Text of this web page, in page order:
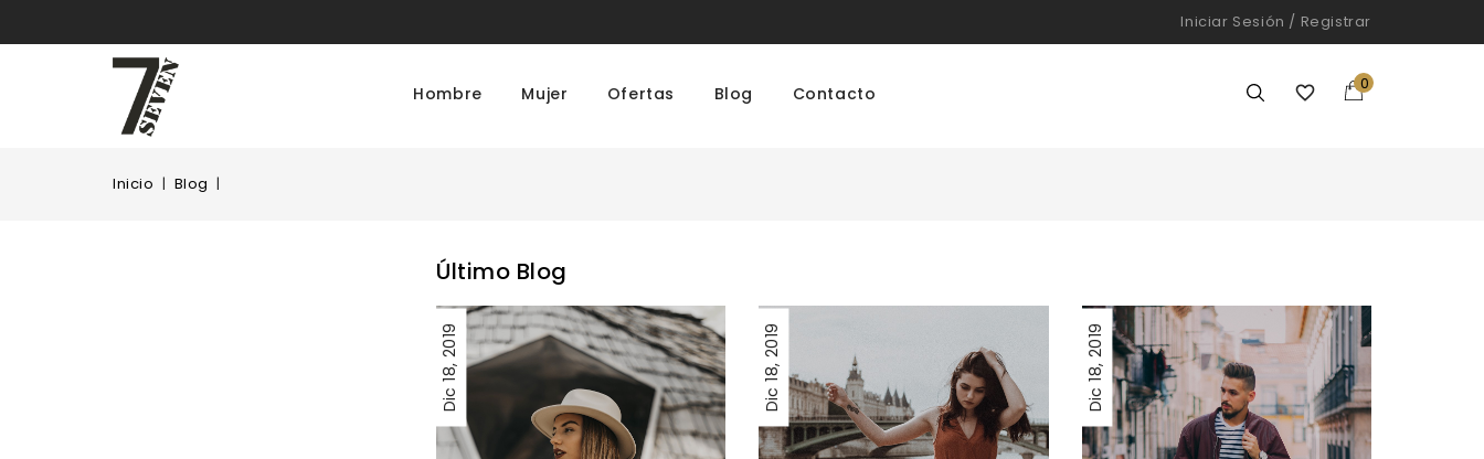
Iniciar Sesión / Registrar
0

Hombre Mujer Ofertas Blog Contacto
Inicio Blog
Último Blog
Dic
18,
2019
Dic
18,
2019
Dic
18,
2019